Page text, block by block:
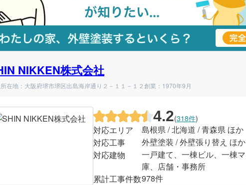
NIKKEN株式会社
在地：大阪府堺市堺区出島海岸通り２－１１－１２創業：1970年9月
4.2(318件)
対応エリア
島根県 / 北海道 / 青森県 ほか
対応工事
外壁塗装 / 外壁張り替え ほか
対応建物
一戸建て、一棟ビル、一棟
庫、店舗・事務所
累計工事件数978件